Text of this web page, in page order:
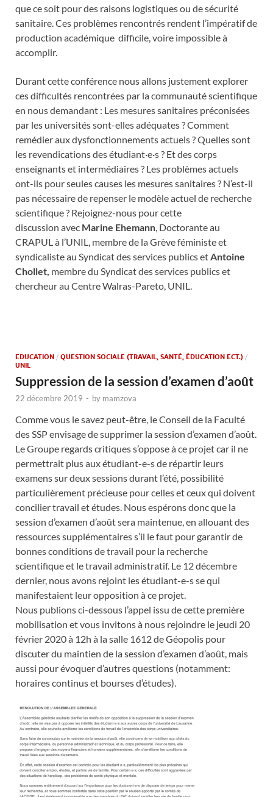
que ce soit pour des raisons logistiques ou de sécurité
sanitaire. Ces problèmes rencontrés rendent l’impératif de
production académique difficile, voire impossible à
accomplir.
Durant cette conférence nous allons justement explorer
ces difficultés rencontrées par la communauté scientifique
en nous demandant : Les mesures sanitaires préconisées
par les universités sont-elles adéquates ? Comment
remédier aux dysfonctionnements actuels ? Quelles sont
les revendications des étudiant·e·s ? Et des corps
enseignants et intermédiaires ? Les problèmes actuels
ont-ils pour seules causes les mesures sanitaires ? N’est-il
pas nécessaire de repenser le modèle actuel de recherche
scientifique ? Rejoignez-nous pour cette
discussion avec Marine Ehemann , Doctorante au
CRAPUL à l’UNIL, membre de la Grève féministe et
syndicaliste au Syndicat des services publics et Antoine
Chollet, membre du Syndicat des services publics et
chercheur au Centre Walras-Pareto, UNIL.
EDUCATION / QUESTION SOCIALE (TRAVAIL, SANTÉ, ÉDUCATION ECT.) /
UNIL
Suppression de la session d’examen d’août
22 décembre 2019 - by mamzova
Comme vous le savez peut-être, le Conseil de la Faculté
des SSP envisage de supprimer la session d’examen d’août.
Le Groupe regards critiques s’oppose à ce projet car il ne
permettrait plus aux étudiant-e-s de répartir leurs
examens sur deux sessions durant l’été, possibilité
particulièrement précieuse pour celles et ceux qui doivent
concilier travail et études. Nous espérons donc que la
session d’examen d’août sera maintenue, en allouant des
ressources supplémentaires s’il le faut pour garantir de
bonnes conditions de travail pour la recherche
scientifique et le travail administratif. Le 12 décembre
dernier, nous avons rejoint les étudiant-e-s se qui
manifestaient leur opposition à ce projet.
Nous publions ci-dessous l’appel issu de cette première
mobilisation et vous invitons à nous rejoindre le jeudi 20
février 2020 à 12h à la salle 1612 de Géopolis pour
discuter du maintien de la session d’examen d’août, mais
aussi pour évoquer d’autres questions (notamment:
horaires continus et bourses d’études).